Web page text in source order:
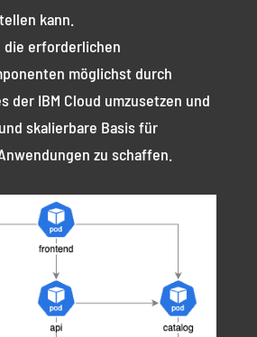
kann.
die erforderlichen
möglichst durch
der IBM Cloud umzusetzen und
skalierbare Basis für
zu schaffen.